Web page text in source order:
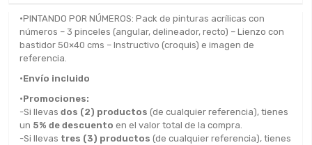
•PINTANDO POR NÚMEROS: Pack de pinturas acrílicas con
números – 3 pinceles (angular, delineador, recto) – Lienzo con
bastidor 50×40 cms – Instructivo (croquis) e imagen de
referencia.
•Envío incluido
•Promociones:
-Si llevas dos (2) productos (de cualquier referencia), tienes
un 5% de descuento en el valor total de la compra.
-Si llevas tres (3) productos (de cualquier referencia), tienes